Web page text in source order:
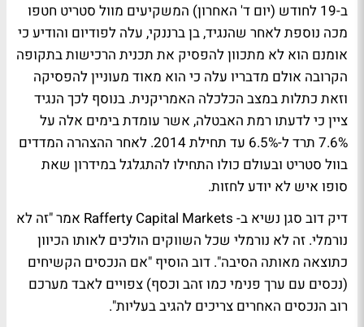
ב-19 לחודש (יום ד' האחרון) המשקיעים מוול סטריט חטפו
מכה נוספת לאחר שהנגיד, בן ברננקי, עלה לפודיום והודיע כי
אומנם הוא לא מתכוון להפסיק את תכנית הרכישות בתקופה
הקרובה אולם מדבריו עלה כי הוא מאוד מעוניין להפסיקה
וזאת כתלות במצב הכלכלה האמריקנית. בנוסף לכך הנגיד
ציין כי לדעתו רמת האבטלה, אשר עומדת בימים אלה על
7.6% תרד ל-6.5% עד תחילת 2014. לאחר ההצהרה המדדים
בוול סטריט ובעולם כולו התחילו להתגלגל במידרון שאת
סופו איש לא יודע לחזות.
דיק דוב סגן נשיא ב- Rafferty Capital Markets אמר "זה לא
נורמלי. זה לא נורמלי שכל השווקים הולכים לאותו הכיוון
כתוצאה מאותה הסיבה". דוב הוסיף "אם הנכסים הקשיחים
(נכסים עם ערך פנימי כמו זהב וכסף) צפויים לאבד מערכם
רוב הנכסים האחרים צריכים להגיב בעליות".